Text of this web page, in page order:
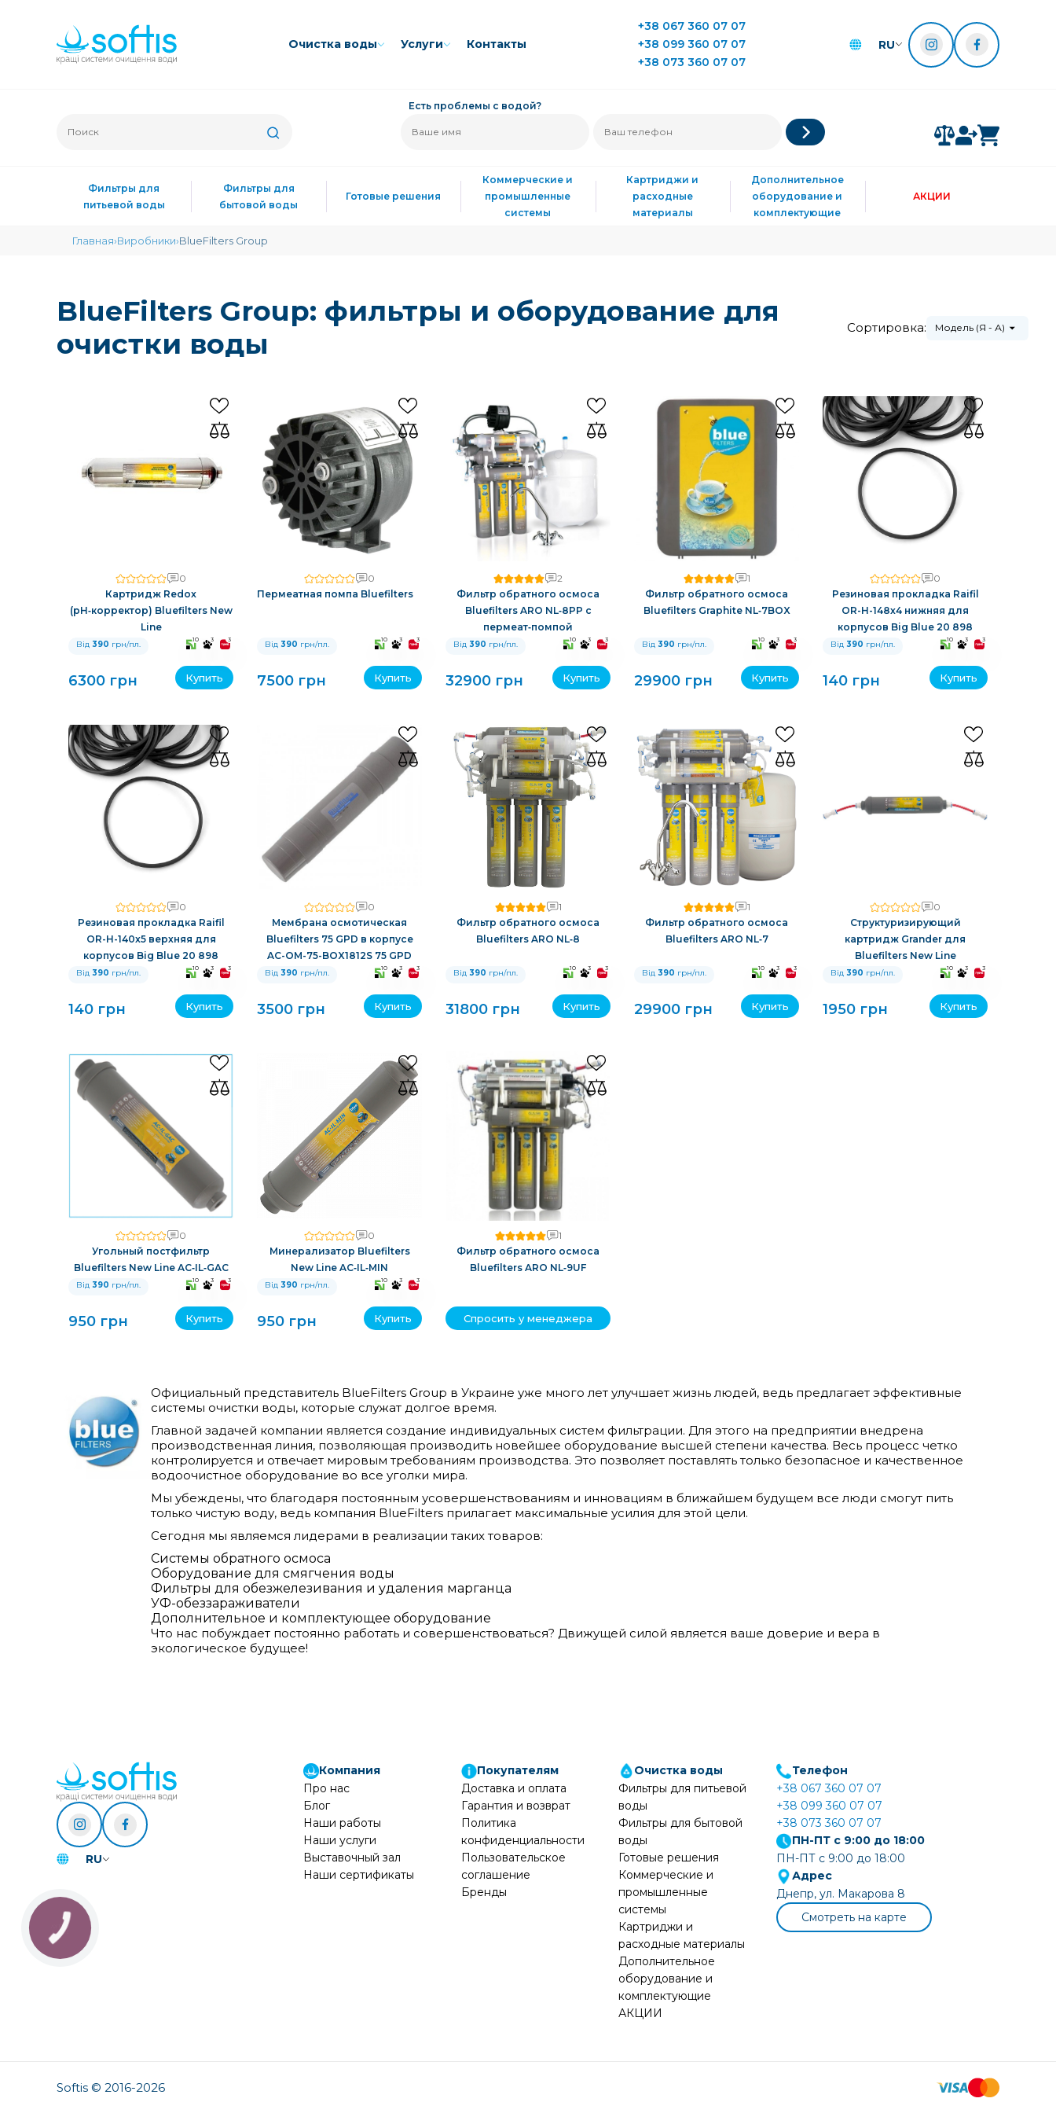
Очиcтка воды Услуги Контакты
+38 067 360 07 07
+38 099 360 07 07
+38 073 360 07 07
RU
Есть проблемы с водой?
Фильтры для
питьевой воды
Фильтры для
бытовой воды
Готовые решения
Коммерческие и
промышленные
системы
Картриджи и
расходные
материалы
Дополнительное
оборудование и
комплектующие
АКЦИИ
Главная Виробники BlueFilters Group
BlueFilters Group: фильтры и оборудование для
очистки воды
Сортировка: Модель (Я - А)
0
Картридж Redox
(pH‑корректор) Bluefilters New
Line
Від 390 грн/пл. 10 3 3
6300 грн Купить
0
Пермеатная помпа Bluefilters
Від 390 грн/пл. 10 3 3
7500 грн Купить
2
Фильтр обратного осмоса
Bluefilters ARO NL‑8PP с
пермеат‑помпой
Від 390 грн/пл. 10 3 3
32900 грн Купить
1
Фильтр обратного осмоса
Bluefilters Graphite NL‑7BOX
Від 390 грн/пл. 10 3 3
29900 грн Купить
0
Резиновая прокладка Raifil
OR-H-148x4 нижняя для
корпусов Big Blue 20 898
Від 390 грн/пл. 10 3 3
140 грн Купить
0
Резиновая прокладка Raifil
OR-H-140x5 верхняя для
корпусов Big Blue 20 898
Від 390 грн/пл. 10 3 3
140 грн Купить
0
Мембрана осмотическая
Bluefilters 75 GPD в корпусе
AC-OM-75-BOX1812S 75 GPD
Від 390 грн/пл. 10 3 3
3500 грн Купить
1
Фильтр обратного осмоса
Bluefilters ARO NL‑8
Від 390 грн/пл. 10 3 3
31800 грн Купить
1
Фильтр обратного осмоса
Bluefilters ARO NL‑7
Від 390 грн/пл. 10 3 3
29900 грн Купить
0
Структуризирующий
картридж Grander для
Bluefilters New Line
Від 390 грн/пл. 10 3 3
1950 грн Купить
0
Угольный постфильтр
Bluefilters New Line AC‑IL‑GAC
Від 390 грн/пл. 10 3 3
950 грн Купить
0
Минерализатор Bluefilters
New Line AC‑IL‑MIN
Від 390 грн/пл. 10 3 3
950 грн Купить
1
Фильтр обратного осмоса
Bluefilters ARO NL‑9UF
Спросить у менеджера
Официальный представитель BlueFilters Group в Украине уже много лет улучшает жизнь людей, ведь предлагает эффективные
системы очистки воды, которые служат долгое время.
Главной задачей компании является создание индивидуальных систем фильтрации. Для этого на предприятии внедрена
производственная линия, позволяющая производить новейшее оборудование высшей степени качества. Весь процесс четко
контролируется и отвечает мировым требованиям производства. Это позволяет поставлять только безопасное и качественное
водоочистное оборудование во все уголки мира.
Мы убеждены, что благодаря постоянным усовершенствованиям и инновациям в ближайшем будущем все люди смогут пить
только чистую воду, ведь компания BlueFilters прилагает максимальные усилия для этой цели.
Сегодня мы являемся лидерами в реализации таких товаров:
Системы обратного осмоса
Оборудование для смягчения воды
Фильтры для обезжелезивания и удаления марганца
УФ-обеззараживатели
Дополнительное и комплектующее оборудование
Что нас побуждает постоянно работать и совершенствоваться? Движущей силой является ваше доверие и вера в
экологическое будущее!
RU
Компания
Про нас
Блог
Наши работы
Наши услуги
Выставочный зал
Наши сертификаты
Покупателям
Доставка и оплата
Гарантия и возврат
Политика
конфиденциальности
Пользовательское
соглашение
Бренды
Очистка воды
Фильтры для питьевой
воды
Фильтры для бытовой
воды
Готовые решения
Коммерческие и
промышленные
системы
Картриджи и
расходные материалы
Дополнительное
оборудование и
комплектующие
АКЦИИ
Телефон
+38 067 360 07 07
+38 099 360 07 07
+38 073 360 07 07
ПН-ПТ с 9:00 до 18:00
ПН-ПТ с 9:00 до 18:00
Адрес
Днепр, ул. Макарова 8
Смотреть на карте
Softis © 2016-2026